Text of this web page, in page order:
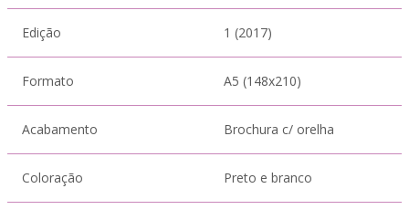
Edição 1 (2017)
Formato A5 (148x210)
Acabamento Brochura c/ orelha
Coloração Preto e branco